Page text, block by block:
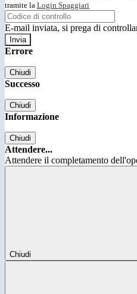
tramite la Login Spaggiari
E-mail inviata, si prega di
Errore
Chiudi
Successo
Chiudi
Informazione
Chiudi
Attendere...
Attendere il completamento
Chiudi